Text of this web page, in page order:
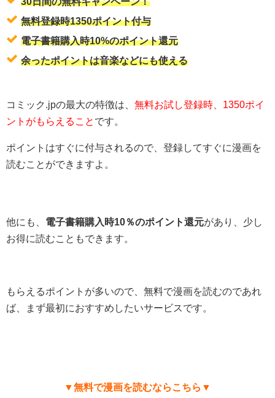
無料登録時1350ポイント付与
電子書籍購入時10%のポイント還元
余ったポイントは音楽などにも使える
コミック.jpの最大の特徴は、 無料お試し登録時、1350ポイ
ントがもらえること です。
ポイントはすぐに付与されるので、登録してすぐに漫画を
読むことができますよ。
他にも、 電子書籍購入時10％のポイント還元があり、少し
お得に読むこともできます。
もらえるポイントが多いので、無料で漫画を読むのであれ
ば、まず最初におすすめしたいサービスです。
▼無料で漫画を読むならこちら▼